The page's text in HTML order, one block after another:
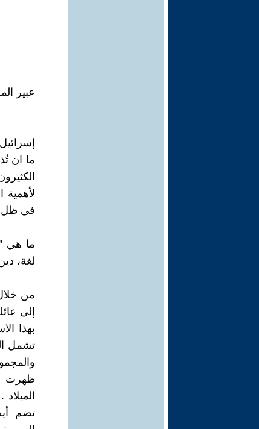
عبير
ما ان
في ظل
ما هي
لغة،
من
إلى
بهذا
تشمل
ظهرت
تضم